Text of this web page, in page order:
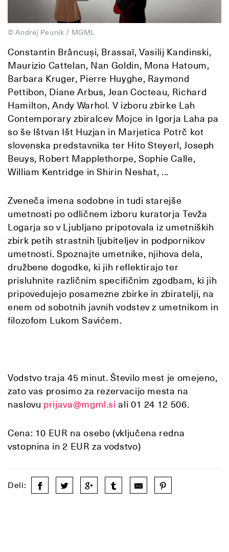
© Andrej Peunik / MGML
Constantin Brâncuși, Brassaï, Vasilij Kandinski,
Maurizio Cattelan, Nan Goldin, Mona Hatoum,
Barbara Kruger, Pierre Huyghe, Raymond
Pettibon, Diane Arbus, Jean Cocteau, Richard
Hamilton, Andy Warhol. V izboru zbirke Lah
Contemporary zbiralcev Mojce in Igorja Laha pa
so še Ištvan Išt Huzjan in Marjetica Potrč kot
slovenska predstavnika ter Hito Steyerl, Joseph
Beuys, Robert Mapplethorpe, Sophie Calle,
William Kentridge in Shirin Neshat, ...
Zveneča imena sodobne in tudi starejše
umetnosti po odličnem izboru kuratorja Tevža
Logarja so v Ljubljano pripotovala iz umetniških
zbirk petih strastnih ljubiteljev in podpornikov
umetnosti. Spoznajte umetnike, njihova dela,
družbene dogodke, ki jih reflektirajo ter
prisluhnite različnim specifičnim zgodbam, ki jih
pripovedujejo posamezne zbirke in zbiratelji, na
enem od sobotnih javnih vodstev z umetnikom in
filozofom Lukom Savićem.
Vodstvo traja 45 minut. Število mest je omejeno,
zato vas prosimo za rezervacijo mesta na
naslovu prijava@mgml.si ali 01 24 12 506.
Cena: 10 EUR na osebo (vključena redna
vstopnina in 2 EUR za vodstvo)
Deli: